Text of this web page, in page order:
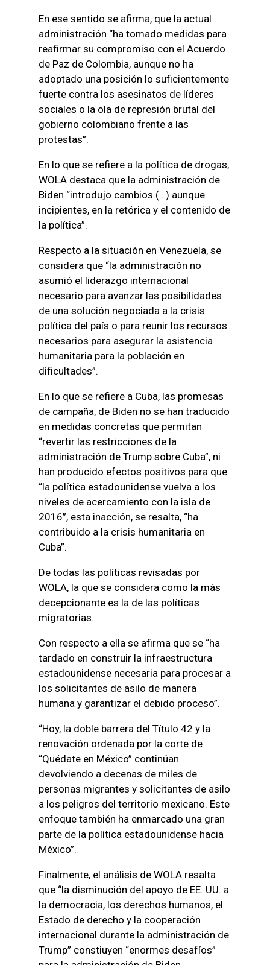
En ese sentido se afirma, que la actual
administración “ha tomado medidas para
reafirmar su compromiso con el Acuerdo
de Paz de Colombia, aunque no ha
adoptado una posición lo suficientemente
fuerte contra los asesinatos de líderes
sociales o la ola de represión brutal del
gobierno colombiano frente a las
protestas”.
En lo que se refiere a la política de drogas,
WOLA destaca que la administración de
Biden “introdujo cambios (…) aunque
incipientes, en la retórica y el contenido de
la política”.
Respecto a la situación en Venezuela, se
considera que “la administración no
asumió el liderazgo internacional
necesario para avanzar las posibilidades
de una solución negociada a la crisis
política del país o para reunir los recursos
necesarios para asegurar la asistencia
humanitaria para la población en
dificultades”.
En lo que se refiere a Cuba, las promesas
de campaña, de Biden no se han traducido
en medidas concretas que permitan
“revertir las restricciones de la
administración de Trump sobre Cuba”, ni
han producido efectos positivos para que
“la política estadounidense vuelva a los
niveles de acercamiento con la isla de
2016”, esta inacción, se resalta, “ha
contribuido a la crisis humanitaria en
Cuba”.
De todas las políticas revisadas por
WOLA, la que se considera como la más
decepcionante es la de las políticas
migratorias.
Con respecto a ella se afirma que se “ha
tardado en construir la infraestructura
estadounidense necesaria para procesar a
los solicitantes de asilo de manera
humana y garantizar el debido proceso”.
“Hoy, la doble barrera del Título 42 y la
renovación ordenada por la corte de
“Quédate en México” continúan
devolviendo a decenas de miles de
personas migrantes y solicitantes de asilo
a los peligros del territorio mexicano. Este
enfoque también ha enmarcado una gran
parte de la política estadounidense hacia
México”.
Finalmente, el análisis de WOLA resalta
que “la disminución del apoyo de EE. UU. a
la democracia, los derechos humanos, el
Estado de derecho y la cooperación
internacional durante la administración de
Trump” constiuyen “enormes desafíos”